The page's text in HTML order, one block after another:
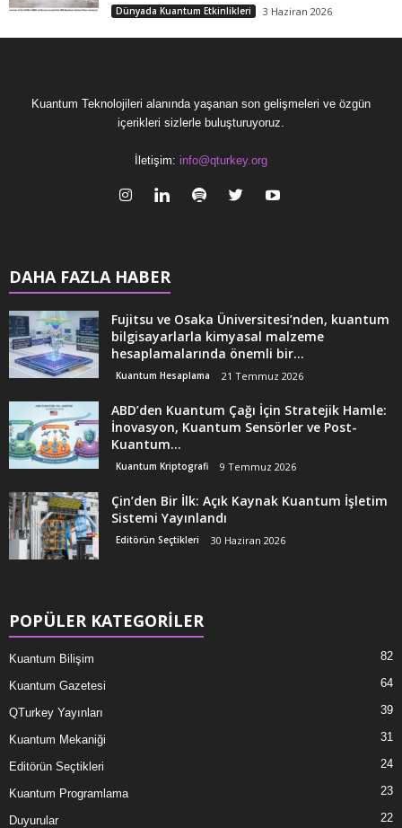
Dünyada Kuantum Etkinlikleri 3 Haziran 2026
Kuantum Teknolojileri alanında yaşanan son gelişmeleri ve özgün
içerikleri sizlerle buluşturuyoruz.
İletişim: info@qturkey.org
DAHA FAZLA HABER
Fujitsu ve Osaka Üniversitesi’nden, kuantum
bilgisayarlarla kimyasal malzeme
hesaplamalarında önemli bir...
Kuantum Hesaplama 21 Temmuz 2026
ABD’den Kuantum Çağı İçin Stratejik Hamle:
İnovasyon, Kuantum Sensörler ve Post-
Kuantum...
Kuantum Kriptografi 9 Temmuz 2026
Çin’den Bir İlk: Açık Kaynak Kuantum İşletim
Sistemi Yayınlandı
Editörün Seçtikleri 30 Haziran 2026
POPÜLER KATEGORİLER
Kuantum Bilişim 82
Kuantum Gazetesi 64
QTurkey Yayınları 39
Kuantum Mekaniği 31
Editörün Seçtikleri 24
Kuantum Programlama 23
Duyurular 22